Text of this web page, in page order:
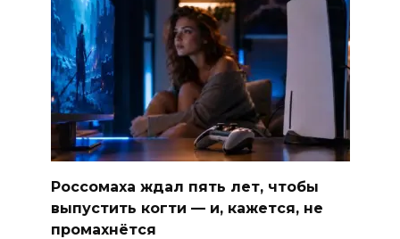
Россомаха ждал пять лет, чтобы
выпустить когти — и, кажется, не
промахнётся